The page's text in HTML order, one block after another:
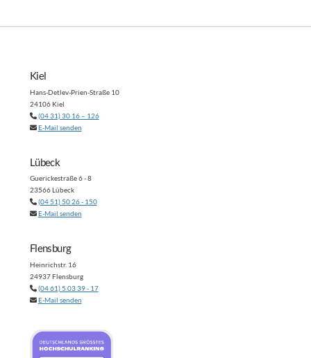
Kiel
Hans-Detlev-Prien-Straße 10
24106 Kiel
(04 31) 30 16 – 126
E-Mail senden
Lübeck
Guerickestraße 6 - 8
23566 Lübeck
(04 51) 50 26 - 150
E-Mail senden
Flensburg
Heinrichstr. 16
24937 Flensburg
(04 61) 5 03 39 - 17
E-Mail senden